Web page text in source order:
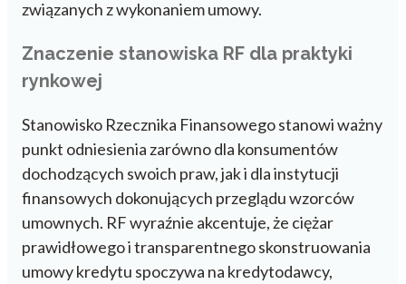
związanych z wykonaniem umowy.
Znaczenie stanowiska RF dla praktyki
rynkowej
Stanowisko Rzecznika Finansowego stanowi ważny
punkt odniesienia zarówno dla konsumentów
dochodzących swoich praw, jak i dla instytucji
finansowych dokonujących przeglądu wzorców
umownych. RF wyraźnie akcentuje, że ciężar
prawidłowego i transparentnego skonstruowania
umowy kredytu spoczywa na kredytodawcy,